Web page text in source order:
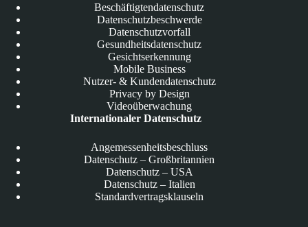
Beschäftigtendatenschutz
Datenschutzbeschwerde
Datenschutzvorfall
Gesundheitsdatenschutz
Gesichtserkennung
Mobile Business
Nutzer- & Kundendatenschutz
Privacy by Design
Videoüberwachung
Internationaler Datenschutz
Angemessenheitsbeschluss
Datenschutz – Großbritannien
Datenschutz – USA
Datenschutz – Italien
Standardvertragsklauseln